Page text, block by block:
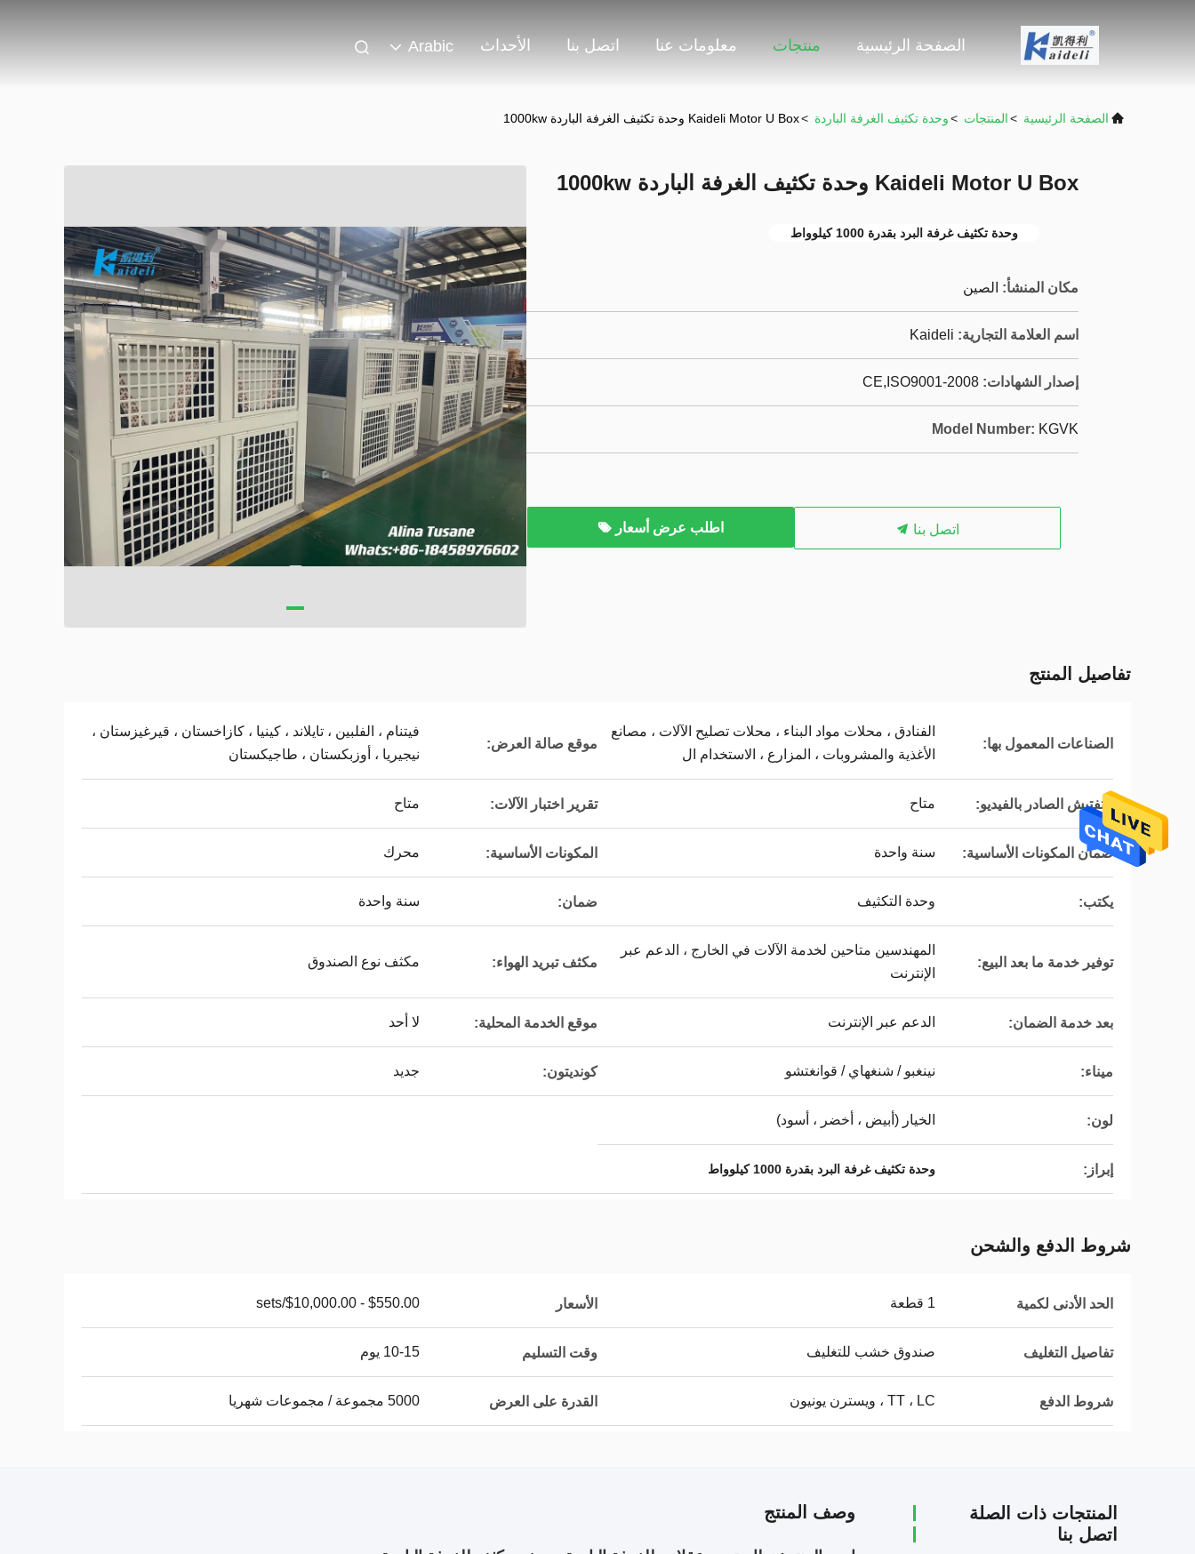
الصفحة الرئيسية منتجات معلومات عنا اتصل بنا الأحداث Arabic
الصفحة الرئيسية >المنتجات >وحدة تكثيف الغرفة الباردة >Kaideli Motor U Box وحدة تكثيف الغرفة الباردة 1000kw
Kaideli Motor U Box وحدة تكثيف الغرفة الباردة 1000kw
وحدة تكثيف غرفة البرد بقدرة 1000 كيلوواط
مكان المنشأ: الصين
اسم العلامة التجارية: Kaideli
إصدار الشهادات: CE,ISO9001-2008
Model Number: KGVK
اتصل بنا اطلب عرض أسعار
تفاصيل المنتج
الصناعات المعمول بها:
الفنادق ، محلات مواد البناء ، محلات تصليح الآلات ، مصانع
الأغذية والمشروبات ، المزارع ، الاستخدام ال
موقع صالة العرض:
فيتنام ، الفلبين ، تايلاند ، كينيا ، كازاخستان ، قيرغيزستان ،
نيجيريا ، أوزبكستان ، طاجيكستان
التفتيش الصادر بالفيديو: متاح تقرير اختبار الآلات: متاح
ضمان المكونات الأساسية: سنة واحدة المكونات الأساسية: محرك
يكتب: وحدة التكثيف ضمان: سنة واحدة
توفير خدمة ما بعد البيع:
المهندسين متاحين لخدمة الآلات في الخارج ، الدعم عبر
الإنترنت
مكثف تبريد الهواء: مكثف نوع الصندوق
بعد خدمة الضمان: الدعم عبر الإنترنت موقع الخدمة المحلية: لا أحد
ميناء: نينغبو / شنغهاي / قوانغتشو كونديتون: جديد
لون: الخيار (أبيض ، أخضر ، أسود)
إبراز: وحدة تكثيف غرفة البرد بقدرة 1000 كيلوواط
شروط الدفع والشحن
الحد الأدنى لكمية 1 قطعة الأسعار $550.00 - $10,000.00/sets
تفاصيل التغليف صندوق خشب للتغليف وقت التسليم 10-15 يوم
شروط الدفع TT ، LC ، ويسترن يونيون القدرة على العرض 5000 مجموعة / مجموعات شهريا
المنتجات ذات الصلة
اتصل بنا
وصف المنتج